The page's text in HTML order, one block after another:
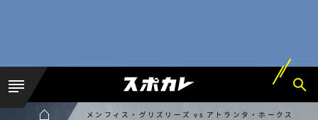
メンフィス・グリズリーズ vs アトランタ・ホークス